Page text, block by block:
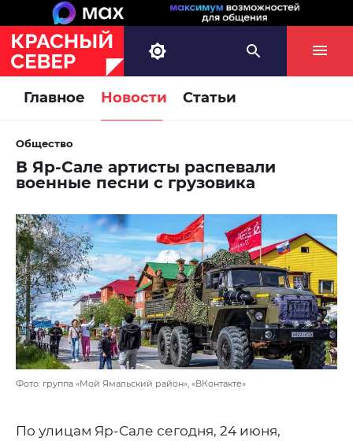
Главное Новости Статьи
Общество
В Яр-Сале артисты распевали
военные песни с грузовика
Фото: группа «Мой Ямальский район», «ВКонтакте»
По улицам Яр-Сале сегодня, 24 июня,